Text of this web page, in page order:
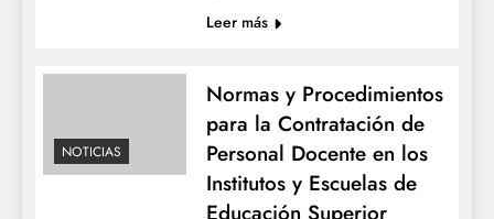
Leer más
NOTICIAS
Normas y Procedimientos
para la Contratación de
Personal Docente en los
Institutos y Escuelas de
Educación Superior